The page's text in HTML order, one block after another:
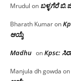
Mrudul on ಬಳ್ಳಗೆರೆ
Bharath Kumaron
ಆಯ್ಕೆ
Madhu onKpsc:
Manjula dh gowda on